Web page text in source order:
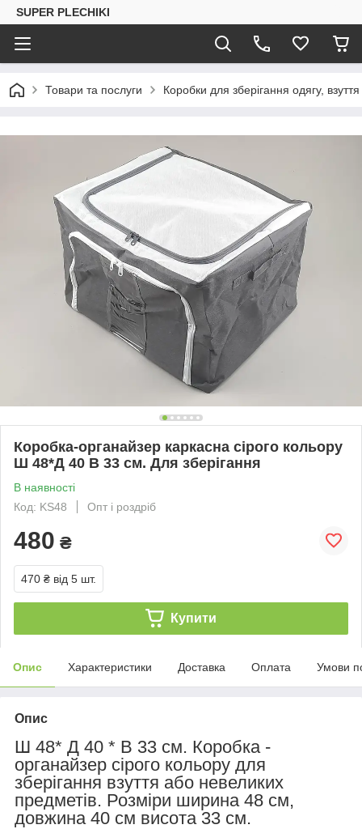
SUPER PLECHIKI
Товари та послуги Коробки для зберігання одягу,
Коробка-органайзер каркасна сірого кольору
Ш 48*Д 40 В 33 см. Для зберігання
В наявності
Код: KS48
Опт і роздріб
480 ₴
470 ₴ від 5 шт.
Купити
Опис Характеристики Доставка Оплата Умови
Опис
Ш 48* Д 40 * В 33 см. Коробка -
органайзер сірого кольору для
зберігання взуття або невеликих
предметів. Розміри ширина 48 см,
довжина 40 см висота 33 см.